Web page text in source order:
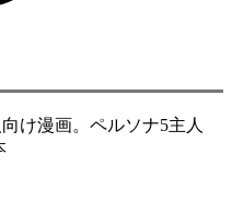
け漫画。ペルソナ5主人